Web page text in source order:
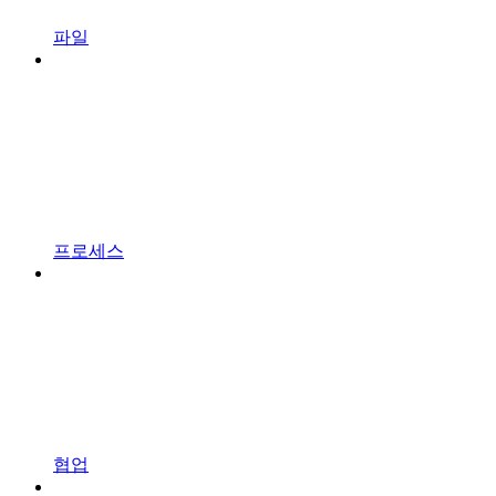
파일
프로세스
협업